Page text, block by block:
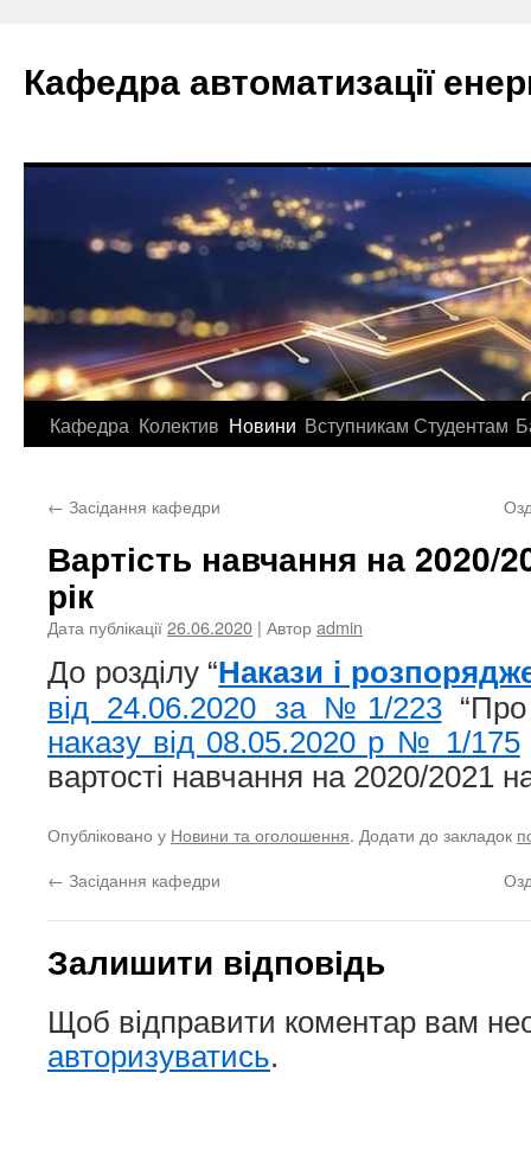
вмісту
Кафедра автоматизації
Кафедра Колектив Новини Вступникам Студентам
← Засідання кафедри
Вартість навчання на 2020/
рік
Дата публікації26.06.2020 | Авторadmin
До розділу “Накази і
від 24.06.2020 за №1/223“Про
наказу від 08.05.2020 р № 1/175
вартості навчання на 2020/2021
Опубліковано у Новини та оголошення. Додати до закладок
← Засідання кафедри
Залишити відповідь
Щоб відправити коментар вам
авторизуватись.